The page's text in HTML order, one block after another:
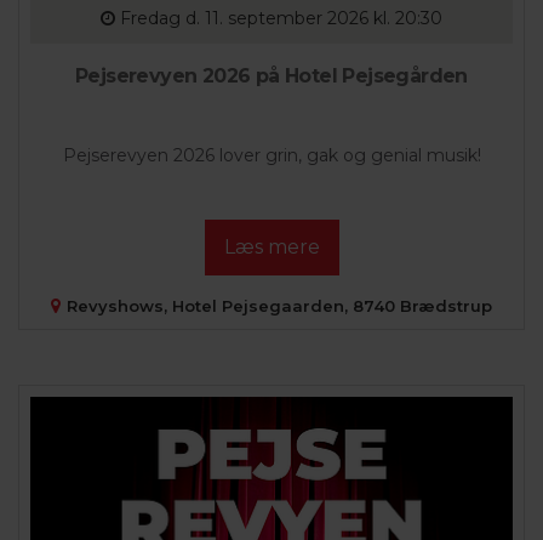
Fredag d. 11. september 2026 kl. 20:30
Pejserevyen 2026 på Hotel Pejsegården
Pejserevyen 2026 lover grin, gak og genial musik!
Læs mere
Revyshows, Hotel Pejsegaarden, 8740 Brædstrup